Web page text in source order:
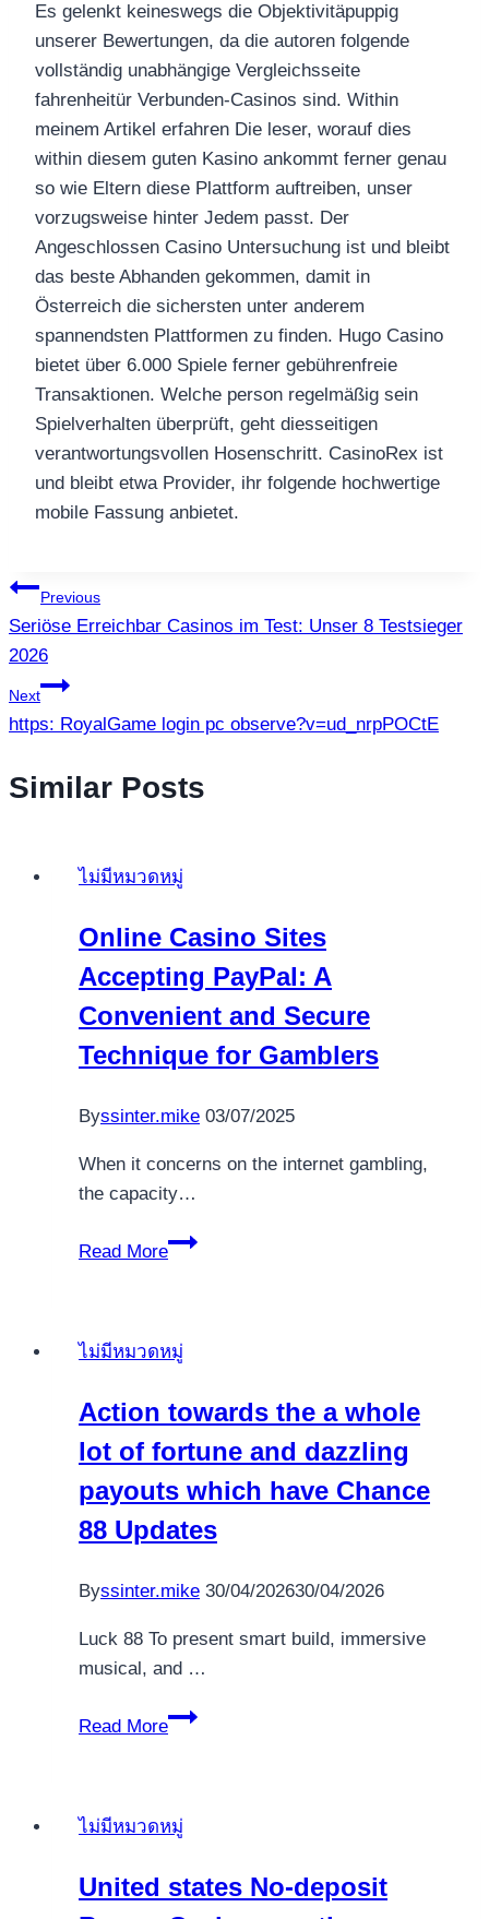
Es gelenkt keineswegs die Objektivitäpuppig
unserer Bewertungen, da die autoren folgende
vollständig unabhängige Vergleichsseite
fahrenheitür Verbunden-Casinos sind. Within
meinem Artikel erfahren Die leser, worauf dies
within diesem guten Kasino ankommt ferner genau
so wie Eltern diese Plattform auftreiben, unser
vorzugsweise hinter Jedem passt. Der
Angeschlossen Casino Untersuchung ist und bleibt
das beste Abhanden gekommen, damit in
Österreich die sichersten unter anderem
spannendsten Plattformen zu finden. Hugo Casino
bietet über 6.000 Spiele ferner gebührenfreie
Transaktionen. Welche person regelmäßig sein
Spielverhalten überprüft, geht diesseitigen
verantwortungsvollen Hosenschritt. CasinoRex ist
und bleibt etwa Provider, ihr folgende hochwertige
mobile Fassung anbietet.
แนะแนว
เรื่อง
Previous
Seriöse Erreichbar Casinos im Test: Unser 8 Testsieger
2026
Next
https: RoyalGame login pc observe?v=ud_nrpPOCtE
Similar Posts
ไม่มีหมวดหมู่
Online Casino Sites
Accepting PayPal: A
Convenient and Secure
Technique for Gamblers
Byssinter.mike 03/07/2025
When it concerns on the internet gambling,
the capacity…
Read More
Online
PayPal:
Convenient
and
Secure
Technique
for
ไม่มีหมวดหมู่
Action towards the a whole
lot of fortune and dazzling
payouts which have Chance
88 Updates
Byssinter.mike 30/04/202630/04/2026
Luck 88 To present smart build, immersive
musical, and …
Read More
Action
whole
of
ไม่มีหมวดหมู่
United states No-deposit